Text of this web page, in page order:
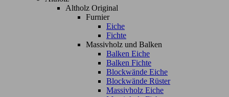
Altholz Original
Furnier
Eiche
Fichte
Massivholz und Balken
Balken Eiche
Balken Fichte
Blockwände Eiche
Blockwände Rüster
Massivholz Eiche